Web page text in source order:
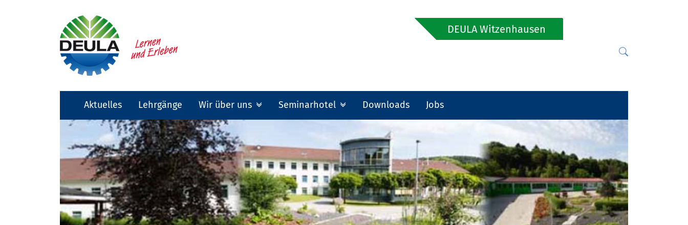
DEULA Witzenhausen
Aktuelles Lehrgänge Wir über uns Seminarhotel Downloads Jobs